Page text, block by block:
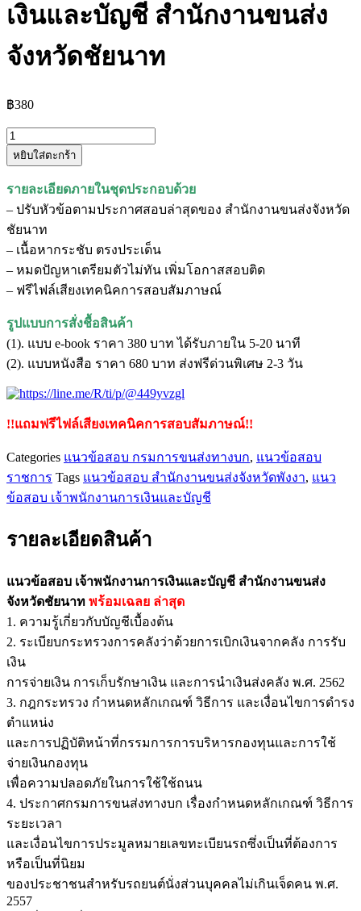
เงินและบัญชี สำนักงานขนส่ง
จังหวัดชัยนาท
฿380
จำนวน
แนว
เจ้า
พนักงาน
การ
เงิน
และ
บัญชี
สำนักงาน
ขนส่ง
จังหวัด
ชิ้น
หยิบใส่ตะกร้า
รายละเอียดภายในชุดประกอบด้วย
– ปรับหัวข้อตามประกาศสอบล่าสุดของ สำนักงานขนส่งจังหวัด
ชัยนาท
– เนื้อหากระชับ ตรงประเด็น
– หมดปัญหาเตรียมตัวไม่ทัน เพิ่มโอกาสสอบติด
– ฟรีไฟล์เสียงเทคนิคการสอบสัมภาษณ์
รูปแบบการสั่งชื้อสินค้า
(1). แบบ e-book ราคา 380 บาท ได้รับภายใน 5-20 นาที
(2). แบบหนังสือ ราคา 680 บาท ส่งฟรีด่วนพิเศษ 2-3 วัน
!!แถมฟรีไฟล์เสียงเทคนิคการสอบสัมภาษณ์!!
Categories แนวข้อสอบ กรมการขนส่งทางบก, แนวข้อสอบ
ราชการ Tags แนวข้อสอบ สำนักงานขนส่งจังหวัดพังงา, แนว
ข้อสอบ เจ้าพนักงานการเงินและบัญชี
รายละเอียดสินค้า
แนวข้อสอบ เจ้าพนักงานการเงินและบัญชี สำนักงานขนส่ง
จังหวัดชัยนาท พร้อมเฉลย ล่าสุด
1. ความรู้เกี่ยวกับบัญชีเบื้องต้น
2. ระเบียบกระทรวงการคลังว่าด้วยการเบิกเงินจากคลัง การรับ
เงิน
การจ่ายเงิน การเก็บรักษาเงิน และการนำเงินส่งคลัง พ.ศ. 2562
3. กฎกระทรวง กำหนดหลักเกณฑ์ วิธีการ และเงื่อนไขการดำรง
ตำแหน่ง
และการปฏิบัติหน้าที่กรรมการการบริหารกองทุนและการใช้
จ่ายเงินกองทุน
เพื่อความปลอดภัยในการใช้ใช้ถนน
4. ประกาศกรมการขนส่งทางบก เรื่องกำหนดหลักเกณฑ์ วิธีการ
ระยะเวลา
และเงื่อนไขการประมูลหมายเลขทะเบียนรถซึ่งเป็นที่ต้องการ
หรือเป็นที่นิยม
ของประชาชนสำหรับรถยนต์นั่งส่วนบุคคลไม่เกินเจ็ดคน พ.ศ.
2557